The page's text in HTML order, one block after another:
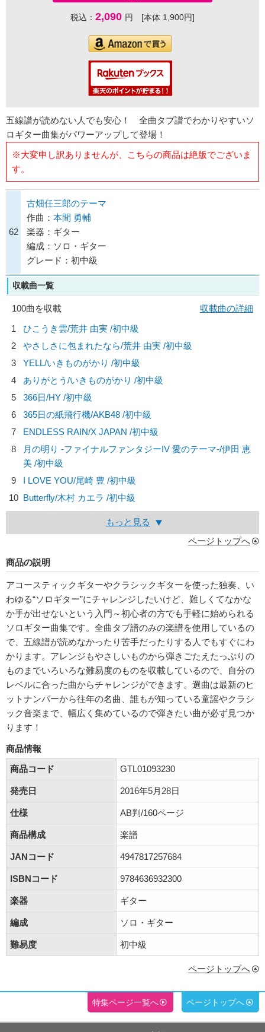
税込： 2,090 円 [本体 1,900円]
五線譜が読めない人でも安心！ 全曲タブ譜でわかりやすいソ
ロギター曲集がパワーアップして登場！
※大変申し訳ありませんが、こちらの商品は絶版でございま
す。
62
古畑任三郎のテーマ
作曲： 本間 勇輔
楽器：ギター
編成：ソロ・ギター
グレード：初中級
収載曲一覧
100曲を収載
収載曲の詳細
1
ひこうき雲/荒井 由実 /初中級
2
やさしさに包まれたなら/荒井 由実 /初中級
3
YELL/いきものがかり /初中級
4
ありがとう/いきものがかり /初中級
5
366日/HY /初中級
6
365日の紙飛行機/AKB48 /初中級
7
ENDLESS RAIN/X JAPAN /初中級
8
月の明り -ファイナルファンタジーIV 愛のテーマ-/伊田 恵
美 /初中級
9
I LOVE YOU/尾崎 豊 /初中級
10 Butterfly/木村 カエラ /初中級
もっと見る
ページトップへ
商品の説明
アコースティックギターやクラシックギターを使った独奏、い
わゆる“ソロギター”にチャレンジしたいけど、難しくてなかな
か手が出せないという入門～初心者の方でも手軽に始められる
ソロギター曲集です。全曲タブ譜のみの楽譜を使用しているの
で、五線譜が読めなかったり苦手だったりする人でもすぐにわ
かります。アレンジもやさしいものから弾きごたえたっぷりの
ものまでいろいろな難易度のものを収載しているので、自分の
レベルに合った曲からチャレンジができます。選曲は最新のヒ
ットナンバーから往年の名曲、誰もが知っている童謡やクラシ
ック音楽まで、幅広く集めているので弾きたい曲が必ず見つか
ります！
商品情報
商品コード
GTL01093230
発売日 2016年5月28日
仕様 AB判/160ページ
商品構成 楽譜
JANコード 4947817257684
ISBNコード 9784636932300
楽器 ギター
編成 ソロ・ギター
難易度 初中級
ページトップへ
特集ページ一覧へ ページトップへ